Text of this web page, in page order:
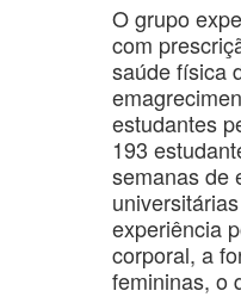
O grupo
com
saúde física
estudantes
193
semanas de
experiência
corporal, a
femininas, o